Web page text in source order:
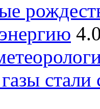
стали